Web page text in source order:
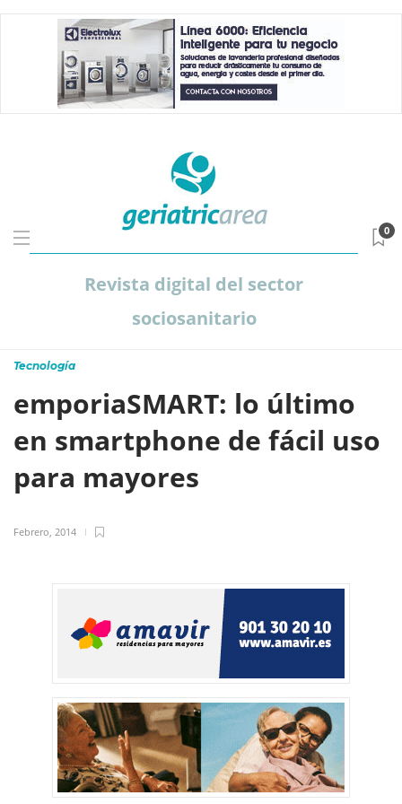
Revista digital del sector
sociosanitario
0
Tecnología
emporiaSMART: lo último
en smartphone de fácil uso
para mayores
Febrero, 2014